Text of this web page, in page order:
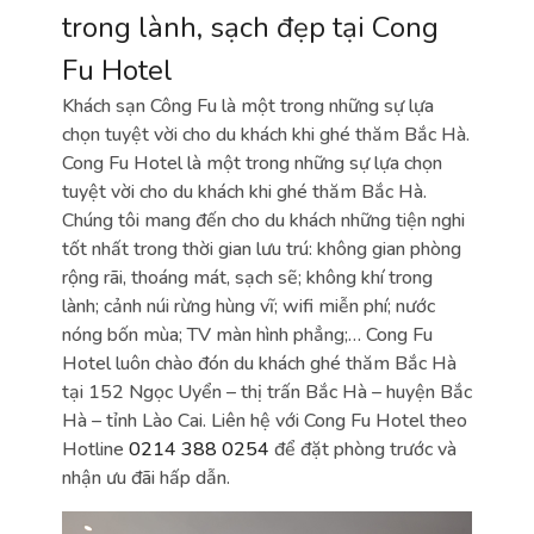
trong lành, sạch đẹp tại Cong
Fu Hotel
Khách sạn Công Fu là một trong những sự lựa
chọn tuyệt vời cho du khách khi ghé thăm Bắc Hà.
Cong Fu Hotel là một trong những sự lựa chọn
tuyệt vời cho du khách khi ghé thăm Bắc Hà.
Chúng tôi mang đến cho du khách những tiện nghi
tốt nhất trong thời gian lưu trú: không gian phòng
rộng rãi, thoáng mát, sạch sẽ; không khí trong
lành; cảnh núi rừng hùng vĩ; wifi miễn phí; nước
nóng bốn mùa; TV màn hình phẳng;… Cong Fu
Hotel luôn chào đón du khách ghé thăm Bắc Hà
tại 152 Ngọc Uyển – thị trấn Bắc Hà – huyện Bắc
Hà – tỉnh Lào Cai. Liên hệ với Cong Fu Hotel theo
Hotline 0214 388 0254 để đặt phòng trước và
nhận ưu đãi hấp dẫn.